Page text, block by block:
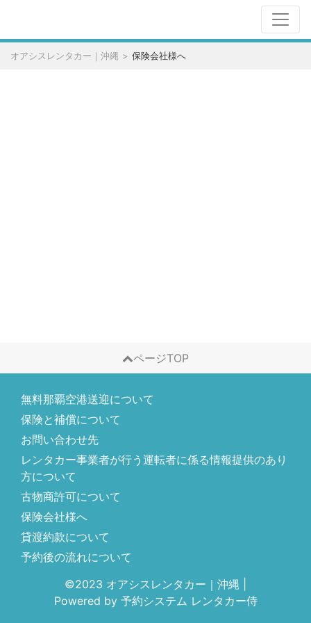
オアシスレンタカー｜沖縄 保険会社様へ
ページTOP
無料那覇空港送迎について
保険と補償について
お問い合わせ先
レンタカー事業者が行う運転者に係る情報提供のあり
方について
古物商許可について
保険会社様へ
貸渡約款について
予約後の流れについて
©2023 オアシスレンタカー｜沖縄
Powered by 予約システム レンタカー侍